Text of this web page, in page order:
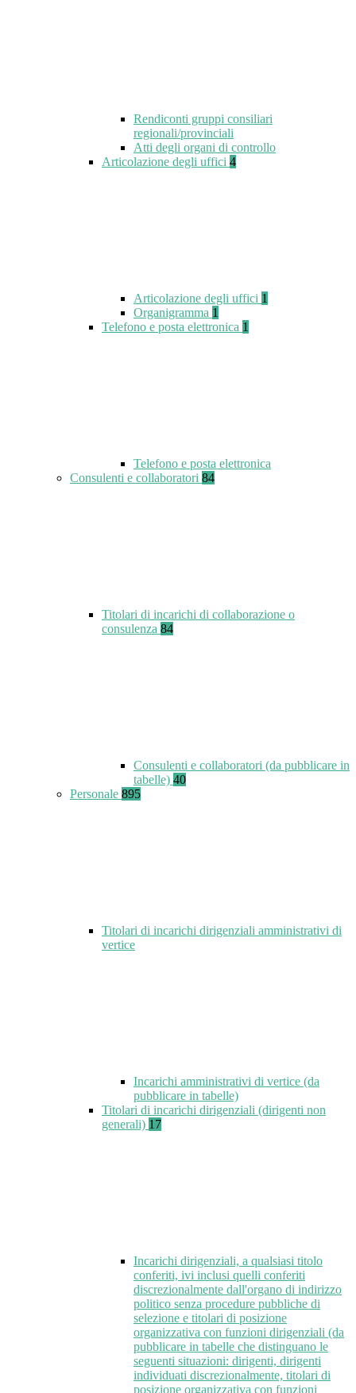
Rendiconti gruppi consiliari
regionali/provinciali
Atti degli organi di controllo
Articolazione degli uffici 4
Articolazione degli uffici 1
Organigramma 1
Telefono e posta elettronica 1
Telefono e posta elettronica
Consulenti e collaboratori 84
Titolari di incarichi di collaborazione o
consulenza 84
Consulenti e collaboratori (da pubblicare in
tabelle) 40
Personale 895
Titolari di incarichi dirigenziali amministrativi di
vertice
Incarichi amministrativi di vertice (da
pubblicare in tabelle)
Titolari di incarichi dirigenziali (dirigenti non
generali) 17
Incarichi dirigenziali, a qualsiasi titolo
conferiti, ivi inclusi quelli conferiti
discrezionalmente dall'organo di indirizzo
politico senza procedure pubbliche di
selezione e titolari di posizione
organizzativa con funzioni dirigenziali (da
pubblicare in tabelle che distinguano le
seguenti situazioni: dirigenti, dirigenti
individuati discrezionalmente, titolari di
posizione organizzativa con funzioni